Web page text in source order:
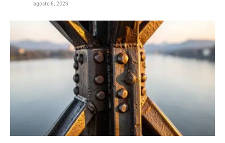
agosto 8, 2026